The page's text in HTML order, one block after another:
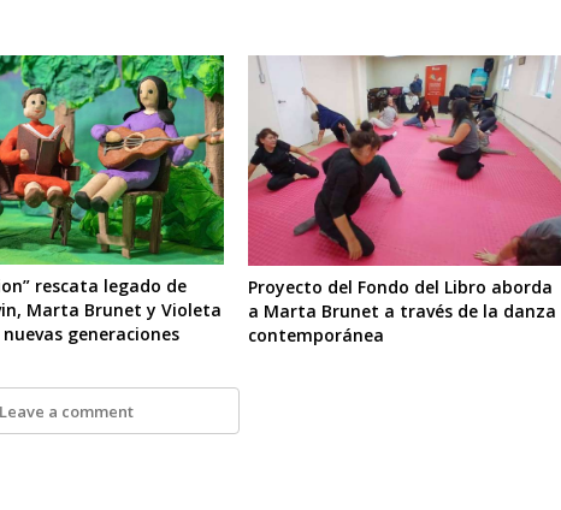
rescata legado de
Marta Brunet y Violeta
generaciones
Proyecto del Fondo del Libro aborda
a Marta Brunet a través de la danza
contemporánea
Leave a comment